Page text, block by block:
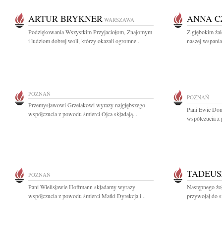
ARTUR BRYKNER WARSZAWA
Podziękowania Wszystkim Przyjaciołom, Znajomym
i ludziom dobrej woli, którzy okazali ogromne...
ANNA
Z głębokim
naszej
POZNAŃ
Przemysławowi Grzelakowi wyrazy najgłębszego
współczucia z powodu śmierci Ojca składają...
POZNAŃ
Pani Ewie
współczucia
POZNAŃ
Pani Wielisławie Hoffmann składamy wyrazy
współczucia z powodu śmierci Matki Dyrekcja i...
Następnego
przywołał do